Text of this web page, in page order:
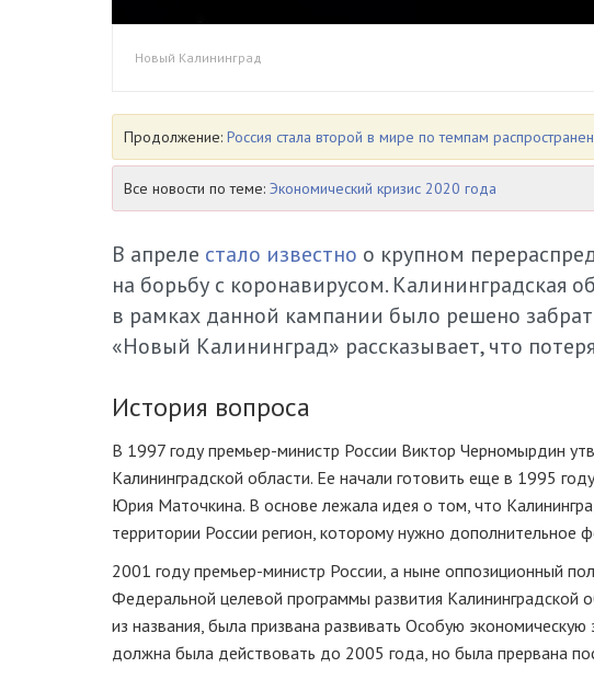
Новый Калининград
Продолжение: Россия стала второй в мире по темпам
Все новости по теме: Экономический кризис 2020 года
В апреле стало известно о крупном
на борьбу с коронавирусом. Калининградская
в рамках данной кампании было решено
«Новый Калининград» рассказывает, что
История вопроса
В 1997 году премьер-министр России Виктор Черномырдин
Калининградской области. Ее начали готовить еще в 1995
Юрия Маточкина. В основе лежала идея о том, что
территории России регион, которому нужно дополнительное
2001 году премьер-министр России, а ныне оппозиционный
Федеральной целевой программы развития Калининградской
из названия, была призвана развивать Особую
должна была действовать до 2005 года, но была прервана